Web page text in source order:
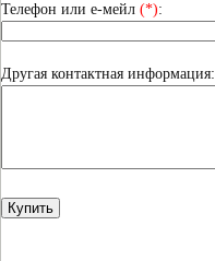
Телефон или е-мейл (*):
Другая контактная информация: